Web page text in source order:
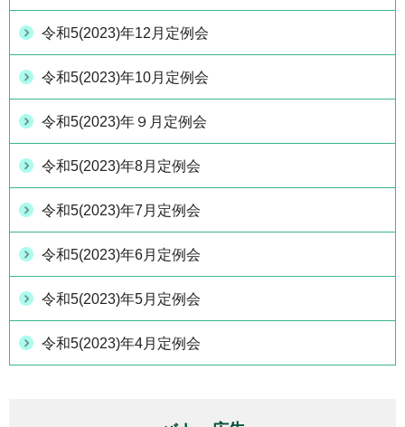
令和5(2023)年12月定例会
令和5(2023)年10月定例会
令和5(2023)年９月定例会
令和5(2023)年8月定例会
令和5(2023)年7月定例会
令和5(2023)年6月定例会
令和5(2023)年5月定例会
令和5(2023)年4月定例会